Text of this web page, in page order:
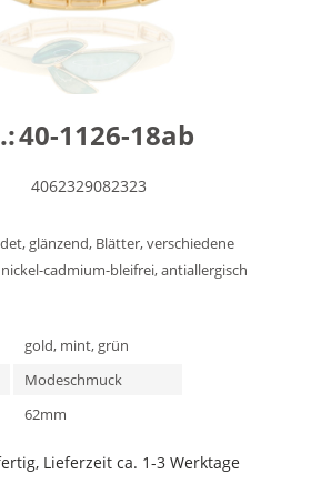
40-1126-18ab
4062329082323
glänzend, Blätter, verschiedene
cadmium-bleifrei, antiallergisch
gold, mint, grün
Modeschmuck
62mm
Lieferzeit ca. 1-3 Werktage